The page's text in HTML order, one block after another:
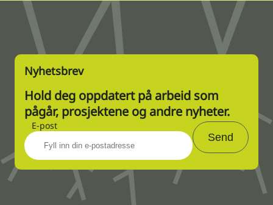
Nyhetsbrev
Hold deg oppdatert på arbeid som
pågår, prosjektene og andre nyheter.
E-post
Send